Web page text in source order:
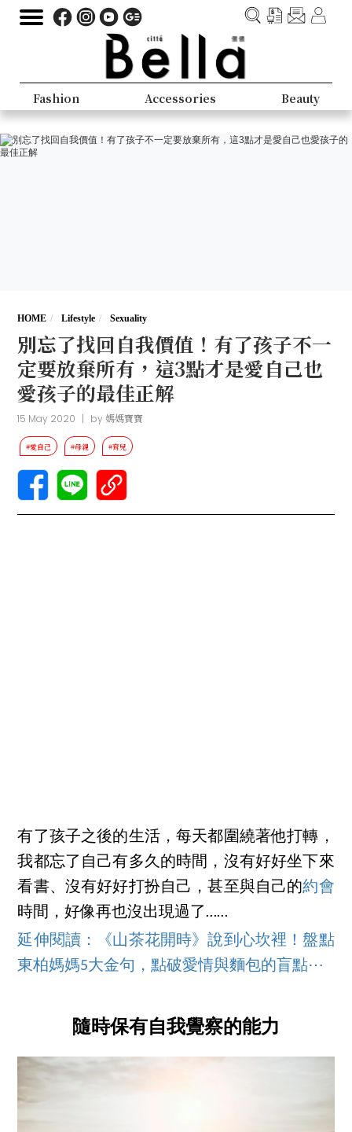
Fashion Accessories Beauty
HOME Lifestyle Sexuality
別忘了找回自我價值！有了孩子不一
定要放棄所有，這3點才是愛自己也
愛孩子的最佳正解
15 May 2020 | by 媽媽寶寶
#愛自己 #母親 #育兒
有了孩子之後的生活，每天都圍繞著他打轉，
我都忘了自己有多久的時間，沒有好好坐下來
看書、沒有好好打扮自己，甚至與自己的約會
時間，好像再也沒出現過了……
延伸閱讀：《山茶花開時》說到心坎裡！盤點
東柏媽媽5大金句，點破愛情與麵包的盲點⋯
隨時保有自我覺察的能力